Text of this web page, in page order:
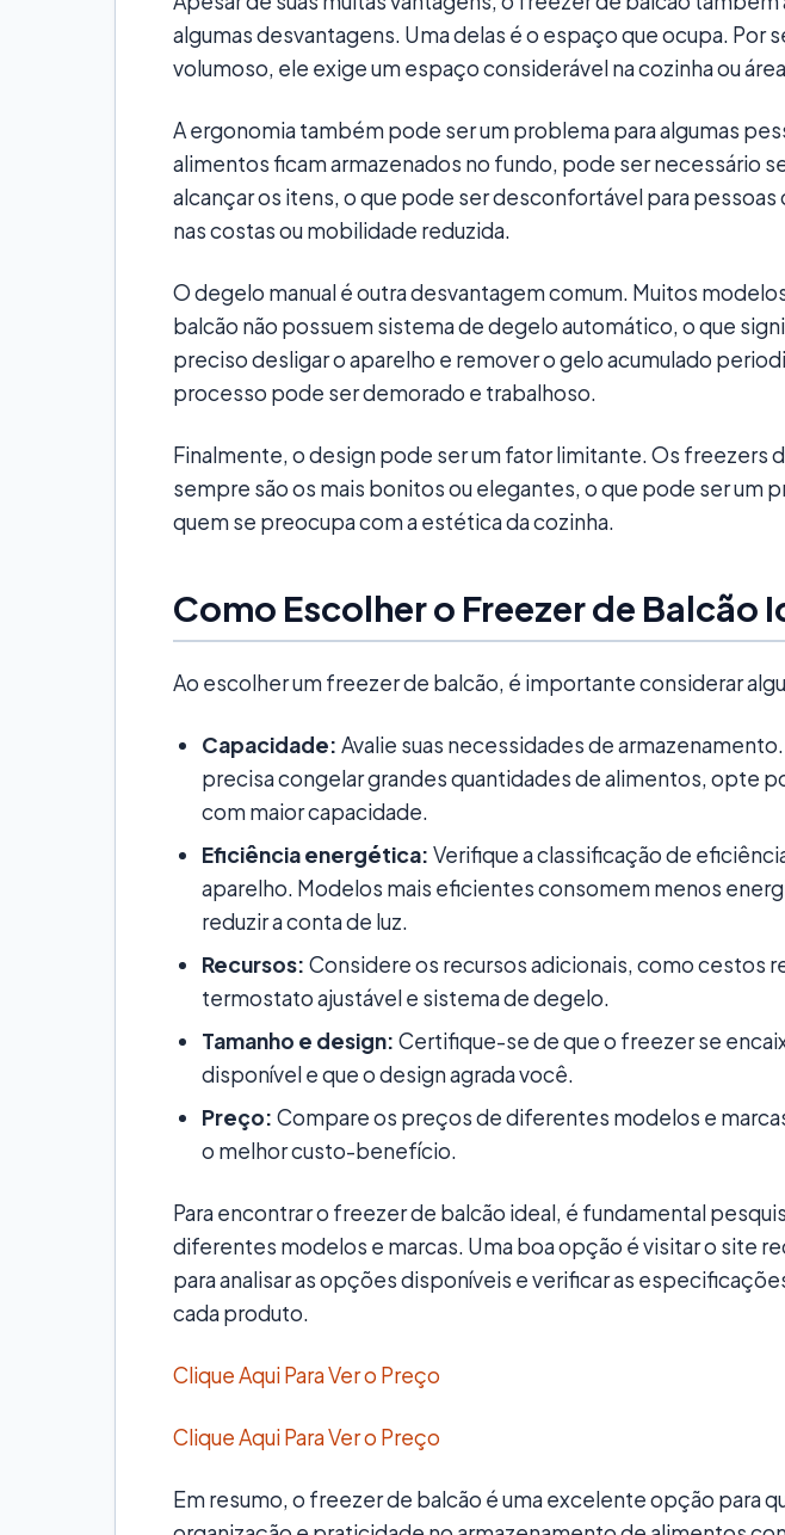
algumas desvantagens. Uma delas é o espaço que ocupa. Por
volumoso, ele exige um espaço considerável na cozinha ou
A ergonomia também pode ser um problema para algumas
alimentos ficam armazenados no fundo, pode ser necessário
alcançar os itens, o que pode ser desconfortável para
nas costas ou mobilidade reduzida.
O degelo manual é outra desvantagem comum. Muitos
balcão não possuem sistema de degelo automático, o que
preciso desligar o aparelho e remover o gelo acumulado
processo pode ser demorado e trabalhoso.
Finalmente, o design pode ser um fator limitante. Os freezers
sempre são os mais bonitos ou elegantes, o que pode ser um
quem se preocupa com a estética da cozinha.
Como Escolher o Freezer de Balcão
Ao escolher um freezer de balcão, é importante considerar
Capacidade: Avalie suas necessidades de
precisa congelar grandes quantidades de alimentos, opte
com maior capacidade.
Eficiência energética: Verifique a classificação de
aparelho. Modelos mais eficientes consomem menos
reduzir a conta de luz.
Recursos: Considere os recursos adicionais, como cestos
termostato ajustável e sistema de degelo.
Tamanho e design: Certifique-se de que o freezer se
disponível e que o design agrada você.
Preço: Compare os preços de diferentes modelos e
o melhor custo-benefício.
Para encontrar o freezer de balcão ideal, é fundamental
diferentes modelos e marcas. Uma boa opção é visitar o site
para analisar as opções disponíveis e verificar as
cada produto.
Clique Aqui Para Ver o Preço
Clique Aqui Para Ver o Preço
Em resumo, o freezer de balcão é uma excelente opção para